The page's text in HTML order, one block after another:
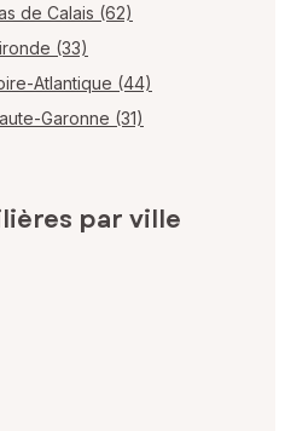
de Calais (62)
(33)
Atlantique (44)
Garonne (31)
par ville